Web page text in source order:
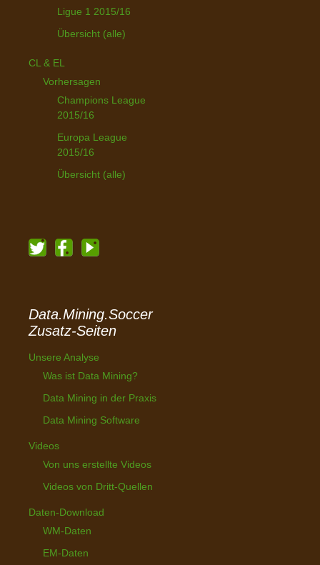
Ligue 1 2015/16
Übersicht (alle)
CL & EL
Vorhersagen
Champions League
2015/16
Europa League
2015/16
Übersicht (alle)
Data.Mining.Soccer
Zusatz-Seiten
Unsere Analyse
Was ist Data Mining?
Data Mining in der Praxis
Data Mining Software
Videos
Von uns erstellte Videos
Videos von Dritt-Quellen
Daten-Download
WM-Daten
EM-Daten